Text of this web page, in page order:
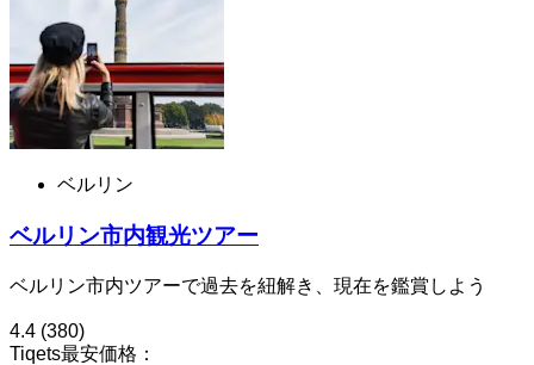
ベルリン
ベルリン市内観光ツアー
ベルリン市内ツアーで過去を紐解き、現在を鑑賞しよう
4.4 (380)
Tiqets最安価格：